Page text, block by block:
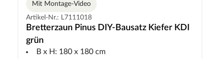
Mit Montage-Video
Artikel-Nr.: L7111018
Bretterzaun Pinus DIY-Bausatz Kiefer KDI
grün
B x H: 180 x 180 cm